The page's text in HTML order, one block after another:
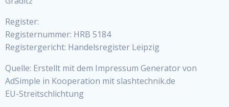
Register:
Registernummer: HRB 5184
Registergericht: Handelsregister Leipzig
Quelle: Erstellt mit dem Impressum Generator von
AdSimple in Kooperation mit slashtechnik.de
EU-Streitschlichtung